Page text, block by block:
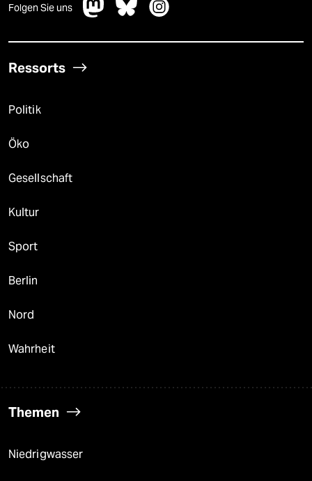
Folgen Sie uns
Ressorts
Politik
Öko
Gesellschaft
Kultur
Sport
Berlin
Nord
Wahrheit
Themen
Niedrigwasser